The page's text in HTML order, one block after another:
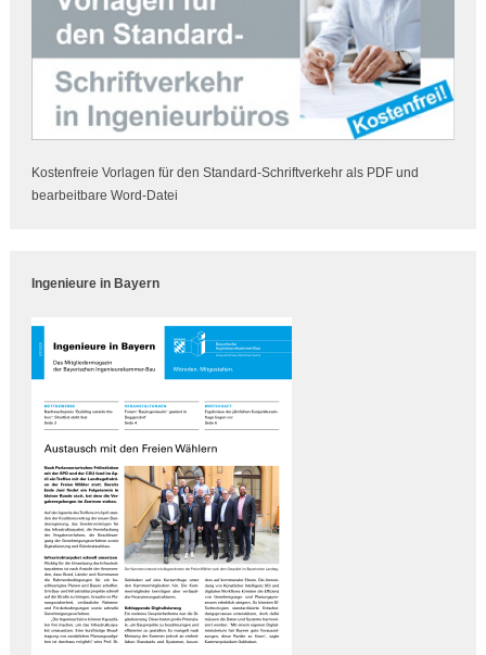
Kostenfreie Vorlagen für den Standard-Schriftverkehr als PDF und
bearbeitbare Word-Datei
Ingenieure in Bayern